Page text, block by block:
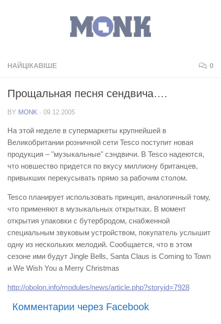
НАЙЦІКАВІШЕ 0
Прощальная песня сендвича….
BY MONK · 09.12.2005
На этой неделе в супермаркеты крупнейшей в
Великобритании розничной сети Tesco поступит новая
продукция – "музыкальные" сэндвичи. В Tesco надеются,
что новшество придется по вкусу миллиону британцев,
привыкших перекусывать прямо за рабочим столом.
Tesco планирует использовать принцип, аналогичный тому,
что применяют в музыкальных открытках. В момент
открытия упаковки с бутербродом, снабженной
специальным звуковым устройством, покупатель услышит
одну из нескольких мелодий. Сообщается, что в этом
сезоне ими будут Jingle Bells, Santa Claus is Coming to Town
и We Wish You a Merry Christmas
http://obolon.info/modules/news/article.php?storyid=7928
Комментарии через Facebook